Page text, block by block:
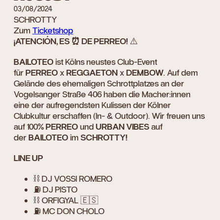
03/08/2024
SCHROTTY
ZumTicketshop
¡ATENCIÓN, ES ⏰ DE PERREO! ⚠️
BAILOTEOist Kölns neustes Club-Event
fürPERREOxREGGAETON xDEMBOW. Auf dem
Gelände des ehemaligen Schrottplatzes an der
Vogelsanger Straße 406 haben die Macher:innen
eine der aufregendsten Kulissen der Kölner
Clubkultur erschaffen (In- & Outdoor). Wir freuen uns
auf 100%PERREOundURBAN VIBESauf
derBAILOTEOimSCHROTTY!
LINE UP
⛓️ DJ VOSSI ROMERO
⛽️ DJ PISTO
⛓️ ORFIGYAL 🇪🇸
⛽️ MC DON CHOLO